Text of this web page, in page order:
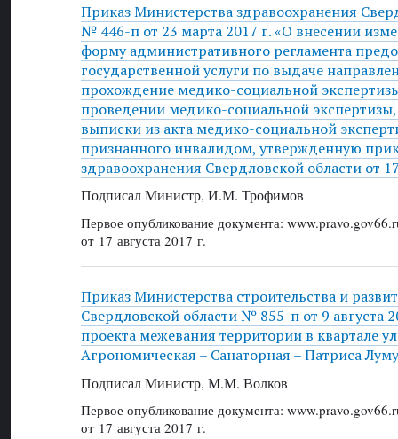
Приказ Министерства здравоохранения
№ 446-п от 23 марта 2017 г. «О внесении
форму административного регламента
государственной услуги по выдаче
прохождение медико-социальной
проведении медико-социальной
выписки из акта медико-социальной
признанного инвалидом, утвержденную
здравоохранения Свердловской области от
Подписал Министр, И.М. Трофимов
Первое опубликование документа:
от 17 августа 2017 г.
Приказ Министерства строительства и
Свердловской области № 855-п от 9 августа
проекта межевания территории в квартале
Агрономическая – Санаторная – Патриса
Подписал Министр, М.М. Волков
Первое опубликование документа:
от 17 августа 2017 г.